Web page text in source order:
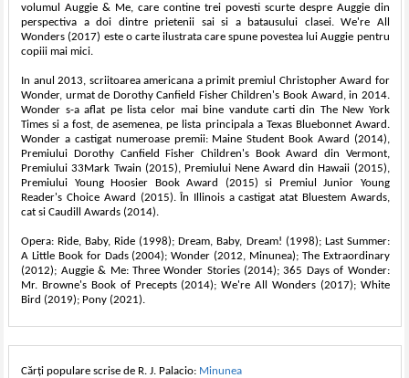
volumul Auggie & Me, care contine trei povesti scurte despre Auggie din
perspectiva a doi dintre prietenii sai si a batausului clasei. We're All
Wonders (2017) este o carte ilustrata care spune povestea lui Auggie pentru
copiii mai mici.
In anul 2013, scriitoarea americana a primit premiul Christopher Award for
Wonder, urmat de Dorothy Canfield Fisher Children's Book Award, in 2014.
Wonder s-a aflat pe lista celor mai bine vandute carti din The New York
Times si a fost, de asemenea, pe lista principala a Texas Bluebonnet Award.
Wonder a castigat numeroase premii: Maine Student Book Award (2014),
Premiului Dorothy Canfield Fisher Children's Book Award din Vermont,
Premiului 33Mark Twain (2015), Premiului Nene Award din Hawaii (2015),
Premiului Young Hoosier Book Award (2015) si Premiul Junior Young
Reader's Choice Award (2015). În Illinois a castigat atat Bluestem Awards,
cat si Caudill Awards (2014).
Opera: Ride, Baby, Ride (1998); Dream, Baby, Dream! (1998); Last Summer:
A Little Book for Dads (2004); Wonder (2012, Minunea); The Extraordinary
(2012); Auggie & Me: Three Wonder Stories (2014); 365 Days of Wonder:
Mr. Browne's Book of Precepts (2014); We're All Wonders (2017); White
Bird (2019); Pony (2021).
Cărți populare scrise de R. J. Palacio: Minunea